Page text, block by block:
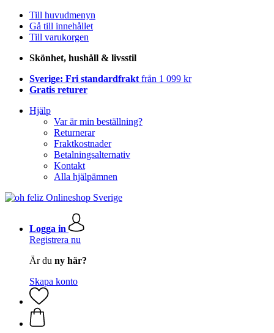
Till huvudmenyn
Gå till innehållet
Till varukorgen
Skönhet, hushåll & livsstil
Sverige: Fri standardfrakt från 1 099 kr
Gratis returer
Hjälp
Var är min beställning?
Returnerar
Fraktkostnader
Betalningsalternativ
Kontakt
Alla hjälpämnen
Logga in
Registrera nu
Är du ny här?
Skapa konto